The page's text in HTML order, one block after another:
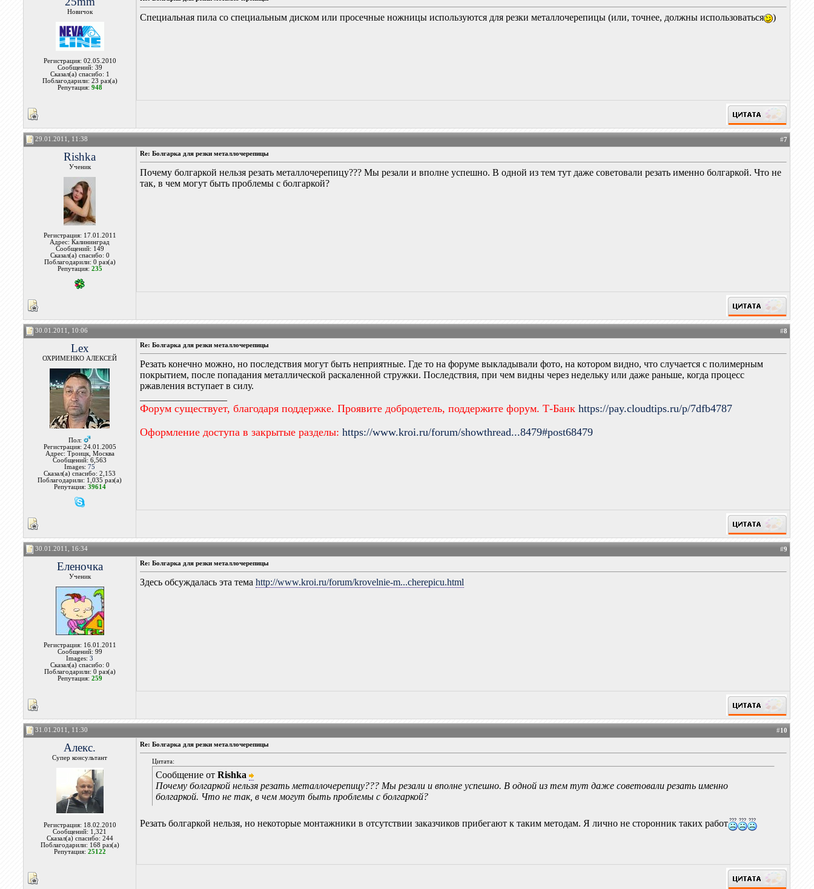
Новичок
Регистрация: 02.05.2010
Сообщений: 39
Сказал(а) спасибо: 1
Поблагодарили: 23 раз(а)
Репутация: 948
Специальная пила со специальным диском или просечные ножницы используются для резки металлочерепицы (или, точнее, должны использоваться )
29.01.2011, 11:38 #7
Rishka
Ученик
Регистрация: 17.01.2011
Адрес: Калининград
Сообщений: 149
Сказал(а) спасибо: 0
Поблагодарили: 0 раз(а)
Репутация: 235
Re: Болгарка для резки металлочерепицы
Почему болгаркой нельзя резать металлочерепицу??? Мы резали и вполне успешно. В одной из тем тут даже советовали резать именно болгаркой. Что не
так, в чем могут быть проблемы с болгаркой?
30.01.2011, 10:06 #8
Lex
ОХРИМЕНКО АЛЕКСЕЙ
Пол:
Регистрация: 24.01.2005
Адрес: Троицк, Москва
Сообщений: 6,563
Images:75
Сказал(а) спасибо: 2,153
Поблагодарили: 1,035 раз(а)
Репутация: 39614
Re: Болгарка для резки металлочерепицы
Резать конечно можно, но последствия могут быть неприятные. Где то на форуме выкладывали фото, на котором видно, что случается с полимерным
покрытием, после попадания металлической раскаленной стружки. Последствия, при чем видны через недельку или даже раньше, когда процесс
ржавления вступает в силу.
Форум существует, благодаря поддержке. Проявите добродетель, поддержите форум. Т-Банкhttps://pay.cloudtips.ru/p/7dfb4787
Оформление доступа в закрытые разделы:https://www.kroi.ru/forum/showthread...8479#post68479
30.01.2011, 16:34 #9
Еленочка
Ученик
Регистрация: 16.01.2011
Сообщений: 99
Images:3
Сказал(а) спасибо: 0
Поблагодарили: 0 раз(а)
Репутация: 259
Re: Болгарка для резки металлочерепицы
Здесь обсуждалась эта темаhttp://www.kroi.ru/forum/krovelnie-m...cherepicu.html
31.01.2011, 11:30 #10
Алекс.
Супер консультант
Регистрация: 18.02.2010
Сообщений: 1,321
Сказал(а) спасибо: 244
Поблагодарили: 168 раз(а)
Репутация: 25122
Re: Болгарка для резки металлочерепицы
Цитата:
Сообщение отRishka
Почему болгаркой нельзя резать металлочерепицу??? Мы резали и вполне успешно. В одной из тем тут даже советовали резать именно
болгаркой. Что не так, в чем могут быть проблемы с болгаркой?
Резать болгаркой нельзя, но некоторые монтажники в отсутствии заказчиков прибегают к таким методам. Я лично не сторонник таких работ